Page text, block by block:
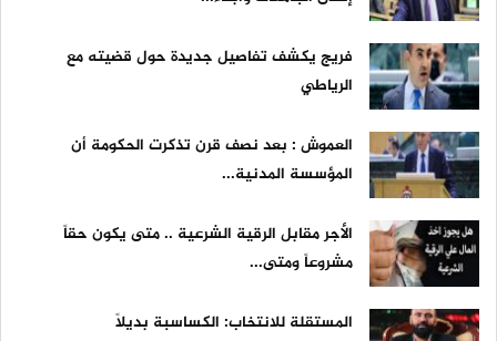
فريج يكشف تفاصيل جديدة حول قضيته مع
الرياطي
العموش : بعد نصف قرن تذكرت الحكومة أن
المؤسسة المدنية...
الأجر مقابل الرقية الشرعية .. متى يكون حقاً
مشروعاً ومتى...
المستقلة للانتخاب: الكساسبة بديلاً